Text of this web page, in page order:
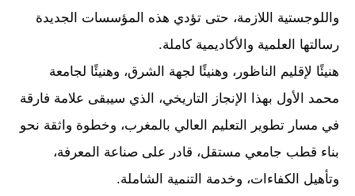
واللوجستية اللازمة، حتى تؤدي هذه المؤسسات الجديدة
رسالتها العلمية والأكاديمية كاملة.
هنيئًا لإقليم الناظور، وهنيئًا لجهة الشرق، وهنيئًا لجامعة
محمد الأول بهذا الإنجاز التاريخي، الذي سيبقى علامة فارقة
في مسار تطوير التعليم العالي بالمغرب، وخطوة واثقة نحو
بناء قطب جامعي مستقل، قادر على صناعة المعرفة،
وتأهيل الكفاءات، وخدمة التنمية الشاملة.